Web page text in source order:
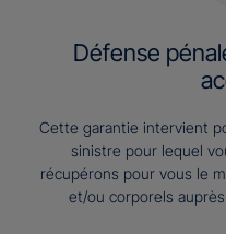
Défense
Cette garantie intervient
sinistre pour lequel
récupérons pour vous le
et/ou corporels